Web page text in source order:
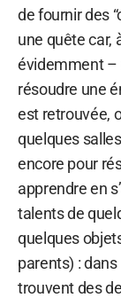
de fournir des
une quête car,
évidemment –
résoudre une
est retrouvée,
quelques
encore pour
apprendre en
talents de
quelques
parents) :
trouvent des